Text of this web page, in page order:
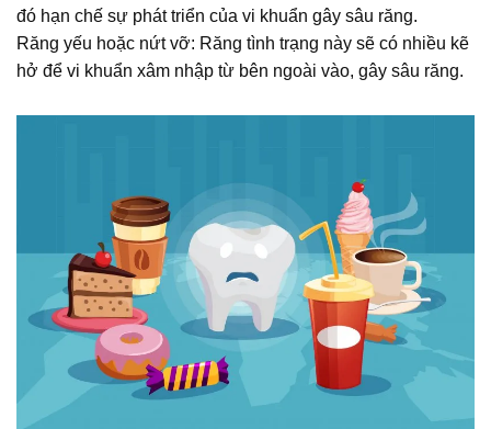
đó hạn chế sự phát triển của vi khuẩn gây sâu răng.
Răng yếu hoặc nứt vỡ: Răng tình trạng này sẽ có nhiều kẽ
hở để vi khuẩn xâm nhập từ bên ngoài vào, gây sâu răng.